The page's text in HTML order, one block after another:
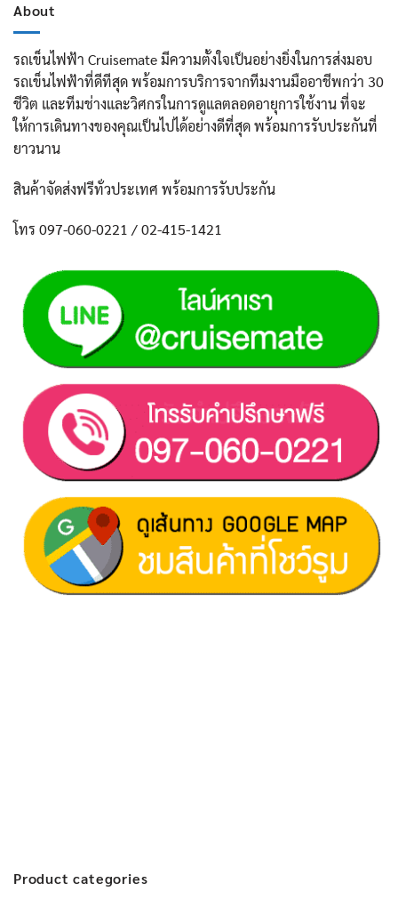
About
รถเข็นไฟฟ้า Cruisemate มีความตั้งใจเป็นอย่างยิ่งในการส่งมอบ
รถเข็นไฟฟ้าที่ดีทีสุด พร้อมการบริการจากทีมงานมืออาชีพกว่า 30
ชีวิต และทีมช่างและวิศกรในการดูแลตลอดอายุการใช้งาน ที่จะ
ให้การเดินทางของคุณเป็นไปได้อย่างดีที่สุด พร้อมการรับประกันที่
ยาวนาน
สินค้าจัดส่งฟรีทั่วประเทศ พร้อมการรับประกัน
โทร 097-060-0221 / 02-415-1421
Product categories